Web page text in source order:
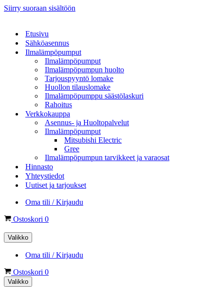
Siirry suoraan sisältöön
Etusivu
Sähköasennus
Ilmalämpöpumput
Ilmalämpöpumput
Ilmalämpöpumpun huolto
Tarjouspyyntö lomake
Huollon tilauslomake
Ilmalämpöpumppu säästölaskuri
Rahoitus
Verkkokauppa
Asennus- ja Huoltopalvelut
Ilmalämpöpumput
Mitsubishi Electric
Gree
Ilmalämpöpumpun tarvikkeet ja varaosat
Hinnasto
Yhteystiedot
Uutiset ja tarjoukset
Oma tili / Kirjaudu
Ostoskori 0
Valikko
Oma tili / Kirjaudu
Ostoskori 0
Valikko